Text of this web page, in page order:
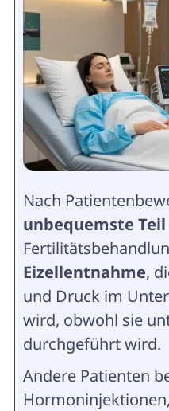
Nach
unbequemste Teil
Eizellentnahme,
und Druck im
wird, obwohl sie
durchgeführt wird.
Andere Patienten